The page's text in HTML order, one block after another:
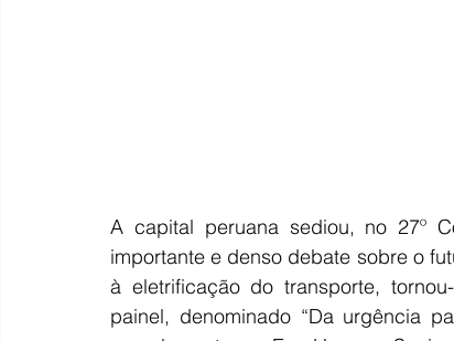
A capital peruana sediou, no 27º
importante e denso debate sobre o
à eletrificação do transporte,
painel, denominado “Da urgência